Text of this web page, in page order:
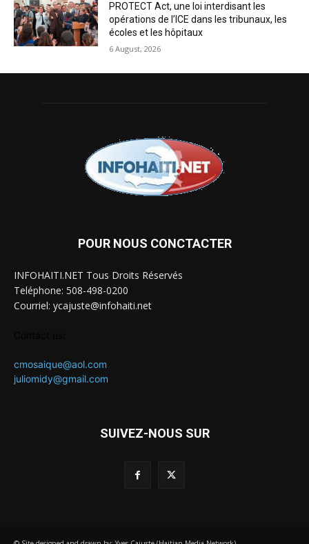
PROTECT Act, une loi interdisant les
opérations de l’ICE dans les tribunaux, les
écoles et les hôpitaux
6 August, 2026
POUR NOUS CONCTACTER
INFOHAITI.NET Tous Droits Réservés
Teléphone: 508-498-0200
Courriel: ycajuste@infohaiti.net
cmosaique@aol.com
juliomidy@gmail.com
SUIVEZ-NOUS SUR